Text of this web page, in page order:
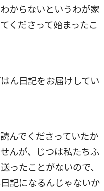
からないというわが家
くださって始まったこ
ん日記をお届けしてい
んでくださっていたか
んが、じつは私たちふ
ったことがないので、
記になるんじゃないか